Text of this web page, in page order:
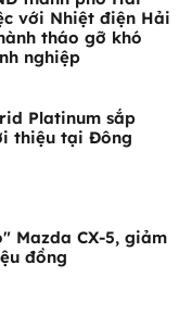
với Nhiệt điện Hải
tháo gỡ khó
nghiệp
Platinum sắp
thiệu tại Đông
Mazda CX-5, giảm
đồng